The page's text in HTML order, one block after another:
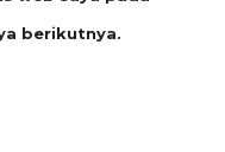
berikutnya.